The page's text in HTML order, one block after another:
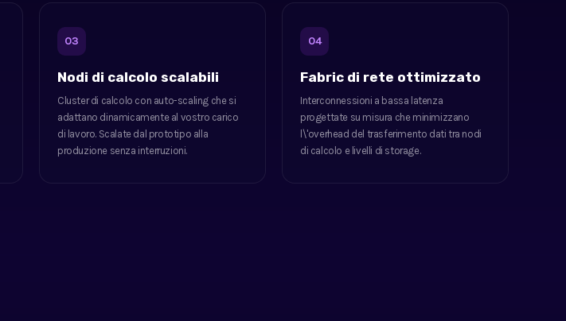
03
Nodi di calcolo scalabili
Cluster di calcolo con auto-scaling che si
adattano dinamicamente al vostro carico
di lavoro. Scalate dal prototipo alla
produzione senza interruzioni.
04
Fabric di rete ottimizzato
Interconnessioni a bassa latenza
progettate su misura che minimizzano
l\'overhead del trasferimento dati tra nodi
di calcolo e livelli di storage.